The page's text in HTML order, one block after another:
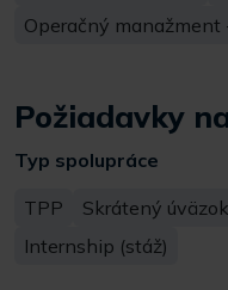
Operačný manažment
Požiadavky
Typ spolupráce
TPP
Skrátený úväzok
Internship (stáž)